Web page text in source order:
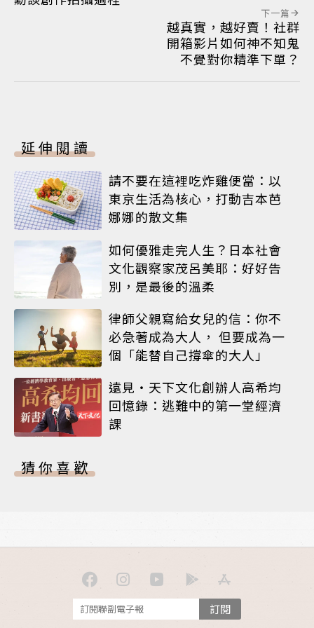
下一篇
越真實，越好賣！社群
開箱影片如何神不知鬼
不覺對你精準下單？
延伸閱讀
請不要在這裡吃炸雞便當：以
東京生活為核心，打動吉本芭
娜娜的散文集
如何優雅走完人生？日本社會
文化觀察家茂呂美耶：好好告
別，是最後的溫柔
律師父親寫給女兒的信：你不
必急著成為大人， 但要成為一
個「能替自己撐傘的大人」
遠見‧天下文化創辦人高希均
回憶錄：逃難中的第一堂經濟
課
猜你喜歡
訂閱